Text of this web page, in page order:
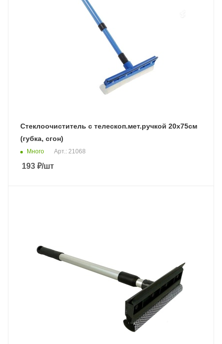
Стеклоочиститель с телескоп.мет.ручкой 20х75см
(губка, сгон)
Много Арт.: 21068
193 ₽/шт